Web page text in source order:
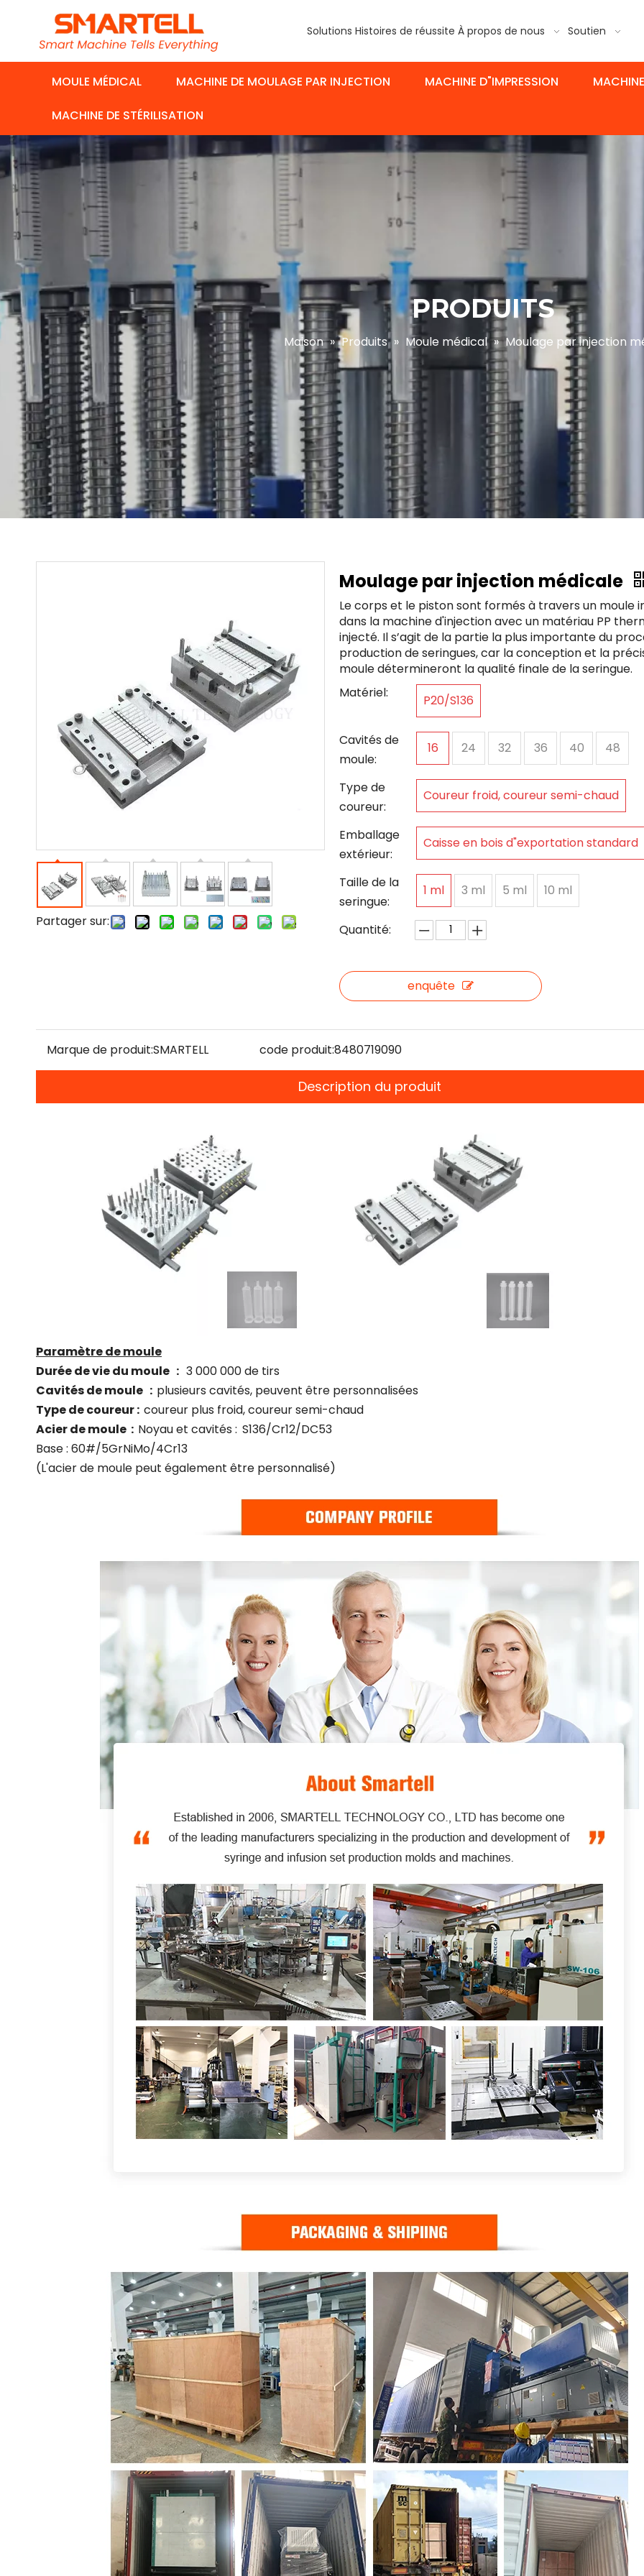
Solutions Histoires de réussite À propos de nous Soutien
MOULE MÉDICAL MACHINE DE MOULAGE PAR INJECTION MACHINE D"IMPRESSION
MACHINE DE STÉRILISATION
PRODUITS
Maison » Produits » Moule médical » Moulage par injection
Partager sur:
Moulage par injection médicale
Le corps et le piston sont formés à travers un moule
dans la machine d'injection avec un matériau PP
injecté. Il s’agit de la partie la plus importante du
production de seringues, car la conception et la
moule détermineront la qualité finale de la seringue.
Matériel:
P20/S136
Cavités de
moule:
16 24 32 36 40 48
Type de
coureur:
Coureur froid, coureur semi-chaud
Emballage
extérieur:
Caisse en bois d"exportation standard
Taille de la
seringue:
1 ml 3 ml 5 ml 10 ml
Quantité:
enquête
Marque de produit:SMARTELL code produit:8480719090
Description du produit
Paramètre de moule
Durée de vie du moule : 3 000 000 de tirs
Cavités de moule : plusieurs cavités, peuvent être personnalisées
Type de coureur : coureur plus froid, coureur semi-chaud
Acier de moule : Noyau et cavités : S136/Cr12/DC53
Base : 60#/5GrNiMo/4Cr13
(L'acier de moule peut également être personnalisé)
Moule de baril de seringue